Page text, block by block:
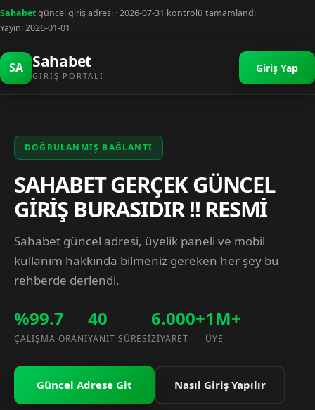
Sahabetgüncel giriş adresi · 2026-07-31 kontrolü tamamlandı
Yayın: 2026-01-01
SA Sahabet
GIRIŞ PORTALI
Giriş Yap
DOĞRULANMIŞ BAĞLANTI
SAHABET GERÇEK GÜNCEL
GİRİŞ BURASIDIR !! RESMİ
Sahabet güncel adresi, üyelik paneli ve mobil
kullanım hakkında bilmeniz gereken her şey bu
rehberde derlendi.
%99.7
ÇALIŞMA ORANI
40
YANIT SÜRESI
6.000+
ZIYARET
1M+
ÜYE
Güncel Adrese Git Nasıl Giriş Yapılır